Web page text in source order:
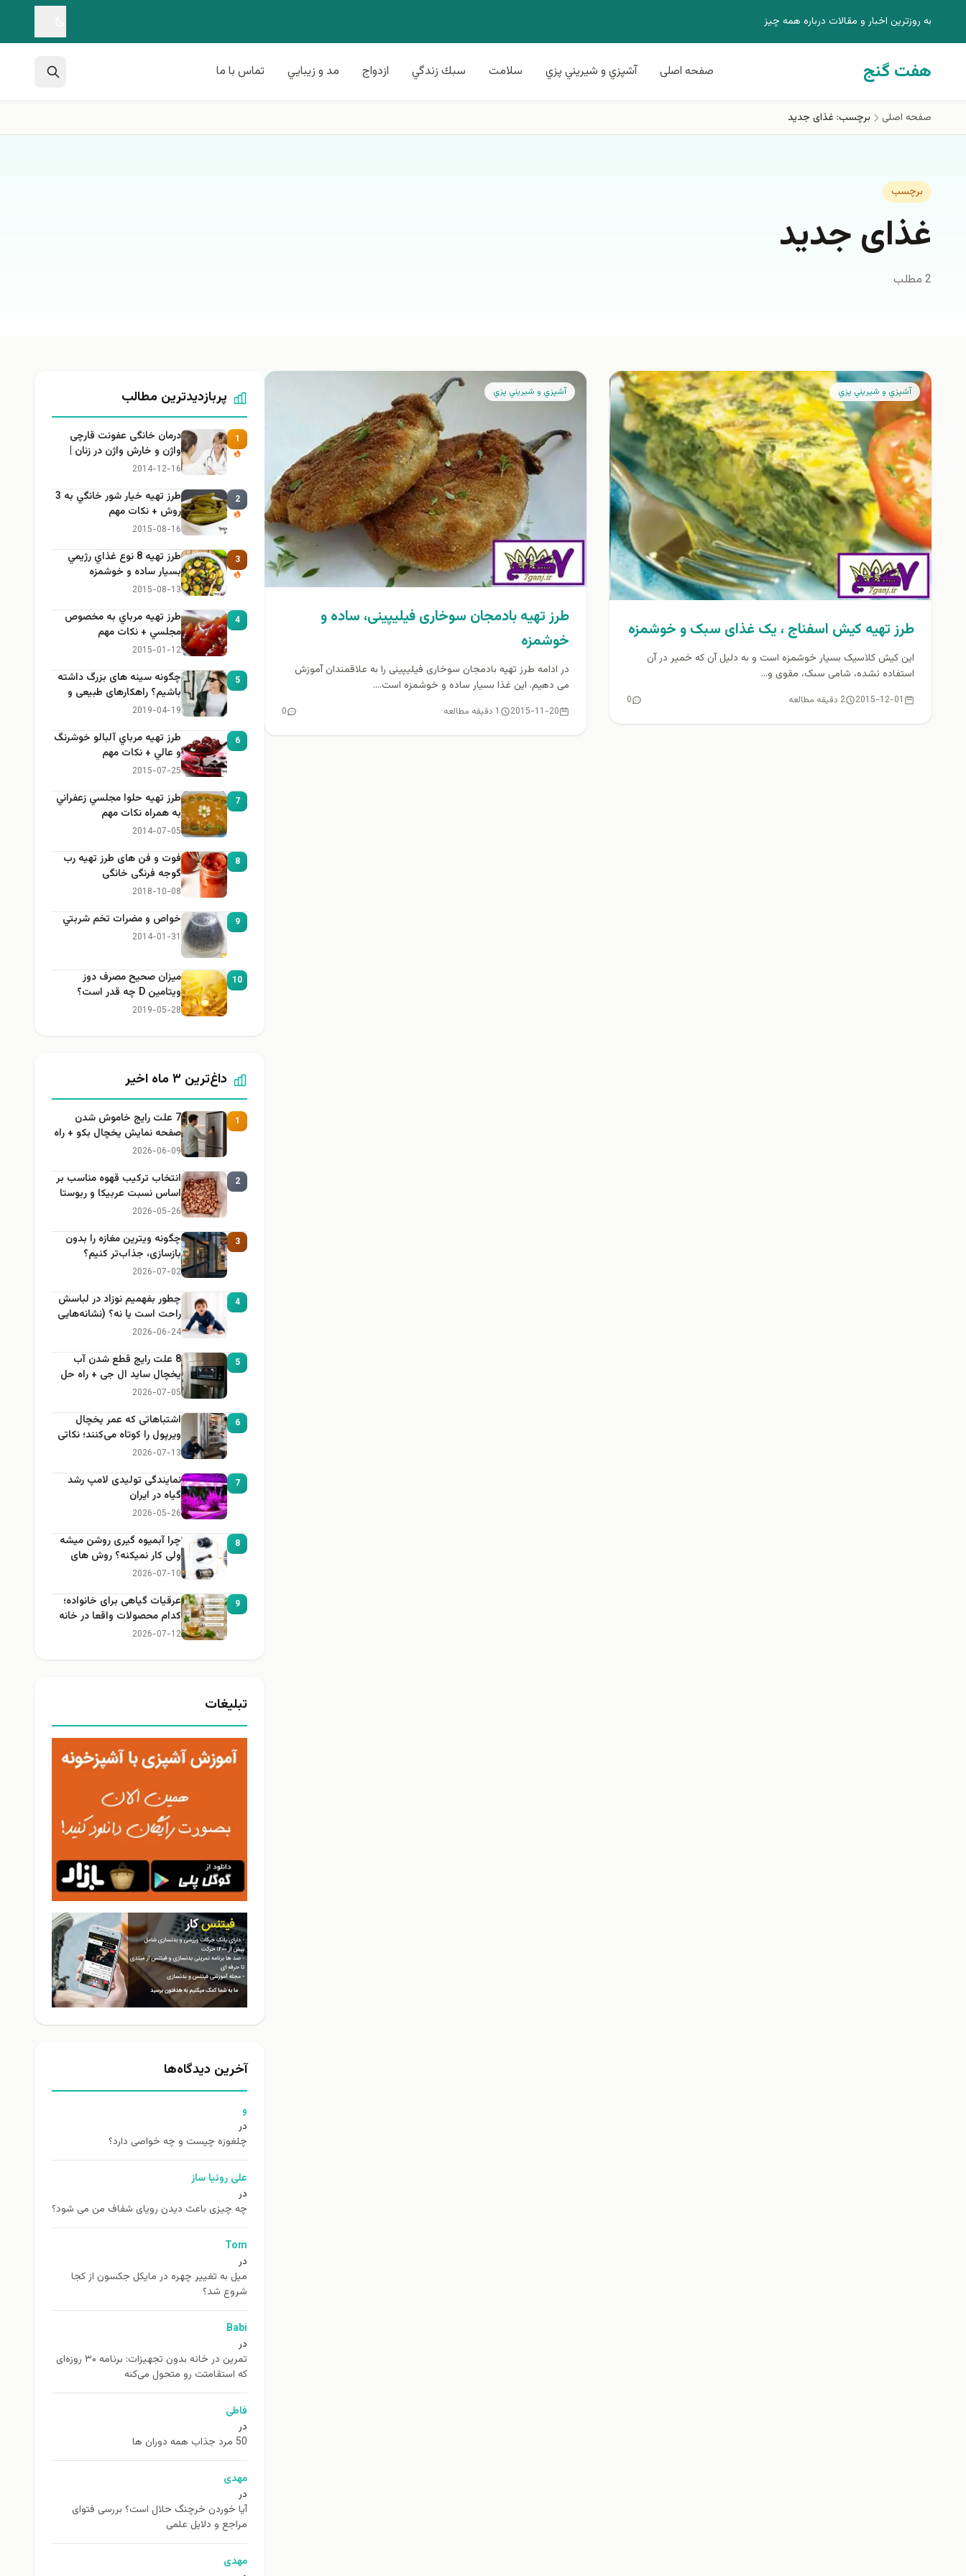
به روزترين اخبار و مقالات درباره همه چيز
هفت گنج صفحه اصلی آشپزي و شيريني پزي سلامت سبك زندگي ازدواج مد و زيبايي تماس با ما
صفحه اصلی برچسب: غذای جدید
برچسب
غذای جدید
2 مطلب
آشپزي و شيريني پزي
طرز تهیه کیش اسفناج ، یک غذای سبک و خوشمزه
این کیش کلاسیک بسیار خوشمزه است و به دلیل آن که خمیر در آن
استفاده نشده، شامی سبک، مقوی و...
2015-12-01 2 دقیقه مطالعه 0
آشپزي و شيريني پزي
طرز تهیه بادمجان سوخاری فیلیپینی، ساده و
خوشمزه
در ادامه طرز تهیه بادمجان سوخاری فیلیپینی را به علاقمندان آموزش
می دهیم. این غذا بسیار ساده و خوشمزه است....
2015-11-20 1 دقیقه مطالعه 0
پربازدیدترین مطالب
1
درمان خانگی عفونت قارچی
واژن و خارش واژن در زنان |
راهنمای کامل، ایمن و کاربردی
2014-12-16
2
طرز تهيه خیار شور خانگي به 3
روش + نكات مهم
2015-08-16
3
طرز تهيه 8 نوع غذاي رژيمي
بسيار ساده و خوشمزه
2015-08-13
4
طرز تهيه مرباي به مخصوص
مجلسي + نكات مهم
2015-01-12
5
چگونه سینه های بزرگ داشته
باشیم؟ راهکارهای طبیعی و
خانگی برای بزرگ کردن سینه
2019-04-19
6
طرز تهيه مرباي آلبالو خوشرنگ
و عالي + نكات مهم
2015-07-25
7
طرز تهيه حلوا مجلسي زعفراني
به همراه نكات مهم
2014-07-05
8
فوت و فن های طرز تهیه رب
گوجه فرنگی خانگی
2018-10-08
9 خواص و مضرات تخم شربتي
2014-01-31
10
میزان صحیح مصرف دوز
ویتامین D چه قدر است؟
2019-05-28
داغ‌ترین ۳ ماه اخیر
1
7 علت رایج خاموش شدن
صفحه نمایش یخچال بکو + راه
حل
2026-06-09
2
انتخاب ترکیب قهوه مناسب بر
اساس نسبت عربیکا و ربوستا
2026-05-26
3
چگونه ویترین مغازه را بدون
بازسازی، جذاب‌تر کنیم؟
2026-07-02
4
چطور بفهمیم نوزاد در لباسش
راحت است یا نه؟ (نشانه‌هایی
که هر مادر باید بداند)
2026-06-24
5
8 علت رایج قطع شدن آب
یخچال ساید ال جی + راه حل
2026-07-05
6
اشتباهاتی که عمر یخچال
ویرپول را کوتاه می‌کنند؛ نکاتی
که باید بدانید
2026-07-13
7
نمایندگی تولیدی لامپ رشد
گیاه در ایران
2026-05-26
8
چرا آبمیوه گیری روشن میشه
ولی کار نمیکنه؟ روش های
عیب یابی
2026-07-10
9
عرقیات گیاهی برای خانواده؛
کدام محصولات واقعا در خانه
کاربرد دارند؟
2026-07-12
تبلیغات
آخرین دیدگاه‌ها
و
در
چلغوزه چیست و چه خواصی دارد؟
علی روئیا ساز
در
چه چیزی باعث دیدن رویای شفاف من می شود؟
Tom
در
ميل به تغيير چهره در مایکل جکسون از كجا
شروع شد؟
Babi
در
تمرین در خانه بدون تجهیزات: برنامه ۳۰ روزه‌ای
که استقامتت رو متحول می‌کنه
فاطی
در
50 مرد جذاب همه دوران ها
مهدی
در
آیا خوردن خرچنگ حلال است؟ بررسی فتوای
مراجع و دلایل علمی
مهدی